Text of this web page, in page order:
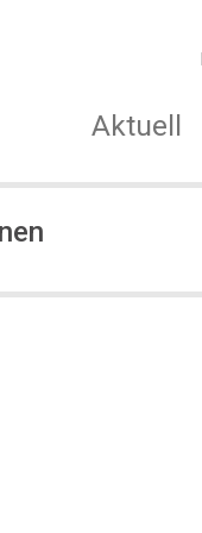
Aktuell